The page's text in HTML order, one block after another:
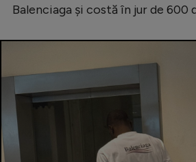
Balenciaga și costă în jur de 600